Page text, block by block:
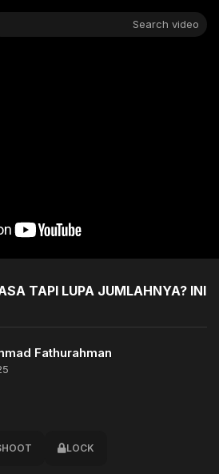
Search video
TAPI LUPA JUMLAHNYA? INI
Fathurahman
LOCK